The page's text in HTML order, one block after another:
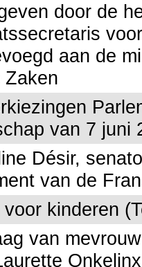
door de
aan de
Zaken
van 7 juni
Désir,
van de
kinderen
van